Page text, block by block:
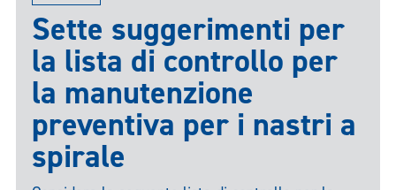
Sette suggerimenti per
la lista di controllo per
la manutenzione
preventiva per i nastri a
spirale